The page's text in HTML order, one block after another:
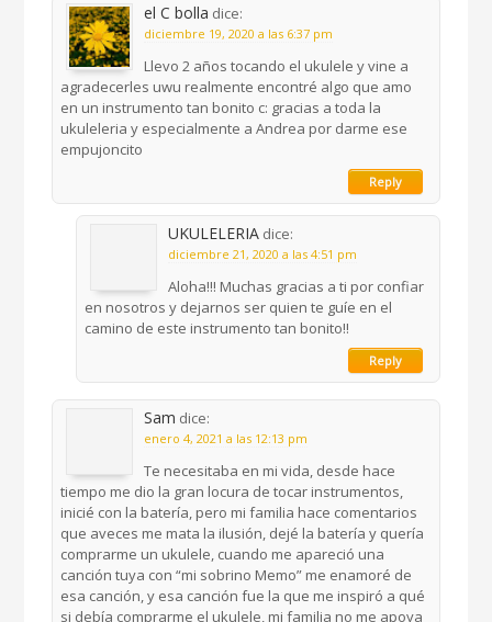
el C bolla dice:
diciembre 19, 2020 a las 6:37 pm
Llevo 2 años tocando el ukulele y vine a
agradecerles uwu realmente encontré algo que amo
en un instrumento tan bonito c: gracias a toda la
ukuleleria y especialmente a Andrea por darme ese
empujoncito
Reply
UKULELERIA dice:
diciembre 21, 2020 a las 4:51 pm
Aloha!!! Muchas gracias a ti por confiar
en nosotros y dejarnos ser quien te guíe en el
camino de este instrumento tan bonito!!
Reply
Sam dice:
enero 4, 2021 a las 12:13 pm
Te necesitaba en mi vida, desde hace
tiempo me dio la gran locura de tocar instrumentos,
inicié con la batería, pero mi familia hace comentarios
que aveces me mata la ilusión, dejé la batería y quería
comprarme un ukulele, cuando me apareció una
canción tuya con “mi sobrino Memo” me enamoré de
esa canción, y esa canción fue la que me inspiró a qué
si debía comprarme el ukulele, mi familia no me apoya